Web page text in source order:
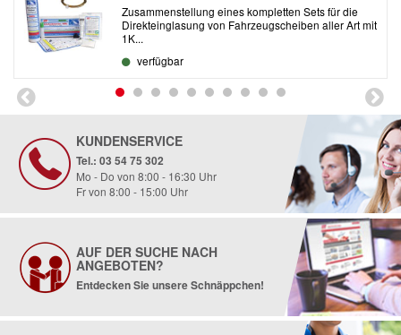
Zusammenstellung eines kompletten Sets für die
Direkteinglasung von Fahrzeugscheiben aller Art mit
1K...
verfügbar
KUNDENSERVICE
Tel.: 03 54 75 302
Mo - Do von 8:00 - 16:30 Uhr
Fr von 8:00 - 15:00 Uhr
AUF DER SUCHE NACH
ANGEBOTEN?
Entdecken Sie unsere Schnäppchen!